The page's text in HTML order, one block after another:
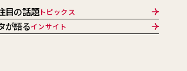
目の話題トピックス
が語るインサイト